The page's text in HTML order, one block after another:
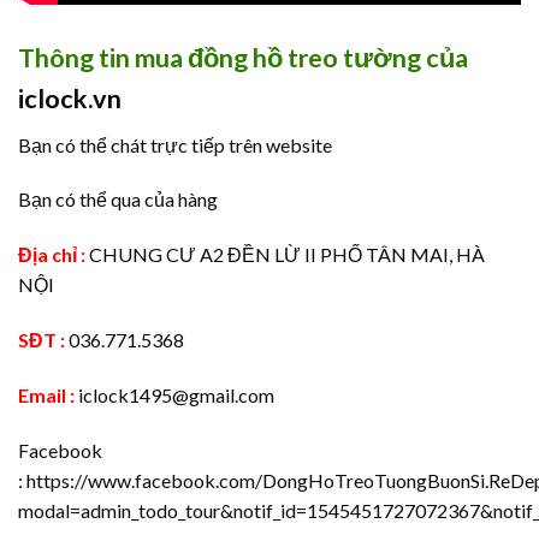
Thông tin mua đồng hồ treo tường của
iclock.vn
Bạn có thể chát trực tiếp trên website
Bạn có thể qua của hàng
Địa chỉ :CHUNG CƯ A2 ĐỀN LỪ II PHỐ TÂN MAI, HÀ
NỘI
SĐT :036.771.5368
Email : iclock1495@gmail.com
Facebook
: https://www.facebook.com/